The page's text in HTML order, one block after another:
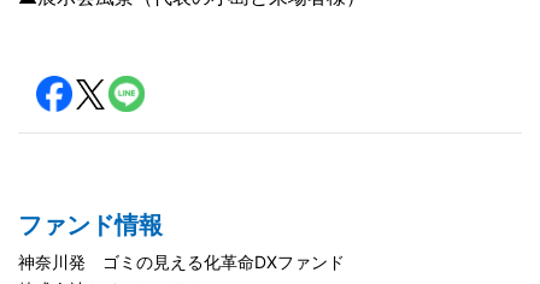
ファンド情報
神奈川発 ゴミの見える化革命DXファンド